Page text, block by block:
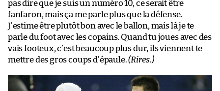
pas dire que je suis un numéro 10, ce serait être
fanfaron, mais ça me parle plus que la défense.
J’estime être plutôt bon avec le ballon, mais là je te
parle du foot avec les copains. Quand tu joues avec des
vais footeux, c’est beaucoup plus dur, ils viennent te
mettre des gros coups d’épaule.(Rires.)